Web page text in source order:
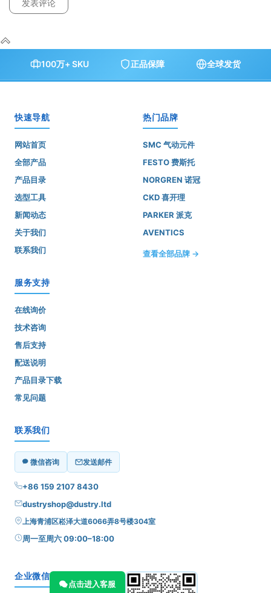
100万+ SKU 正品保障 全球发货
快速导航
网站首页
全部产品
产品目录
选型工具
新闻动态
关于我们
联系我们
热门品牌
SMC 气动元件
FESTO 费斯托
NORGREN 诺冠
CKD 喜开理
PARKER 派克
AVENTICS
查看全部品牌 →
服务支持
在线询价
技术咨询
售后支持
配送说明
产品目录下载
常见问题
联系我们
微信咨询 发送邮件
+86 159 2107 8430
dustryshop@dustry.ltd
上海青浦区崧泽大道6066弄8号楼304室
周一至周六 09:00–18:00
企业微信
点击进入客服